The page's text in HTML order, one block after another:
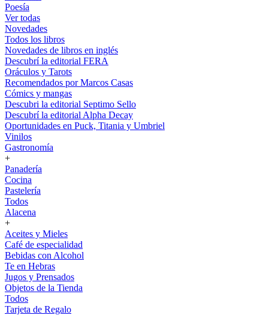
Poesía
Ver todas
Novedades
Todos los libros
Novedades de libros en inglés
Descubrí la editorial FERA
Oráculos y Tarots
Recomendados por Marcos Casas
Cómics y mangas
Descubri la editorial Septimo Sello
Descubrí la editorial Alpha Decay
Oportunidades en Puck, Titania y Umbriel
Vinilos
Gastronomía
+
Panadería
Cocina
Pastelería
Todos
Alacena
+
Aceites y Mieles
Café de especialidad
Bebidas con Alcohol
Te en Hebras
Jugos y Prensados
Objetos de la Tienda
Todos
Tarjeta de Regalo